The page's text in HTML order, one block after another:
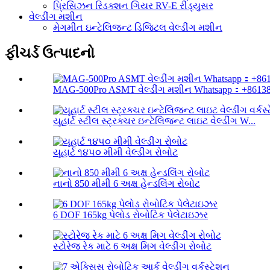
પ્રિસિઝન રિડક્શન ગિયર RV-E રીડ્યુસર
વેલ્ડીંગ મશીન
મેગમીત ઇન્ટેલિજન્ટ ડિજિટલ વેલ્ડીંગ મશીન
ફીચર્ડ ઉત્પાદનો
MAG-500Pro ASMT વેલ્ડીંગ મશીન Whatsapp：
યૂહાર્ટ સ્ટીલ સ્ટ્રક્ચર ઇન્ટેલિજન્ટ લાઇટ વેલ્ડીંગ W...
યૂહાર્ટ ૧૪૫૦ મીમી વેલ્ડીંગ રોબોટ
નાનો 850 મીમી 6 અક્ષ હેન્ડલિંગ રોબોટ
6 DOF 165kg પેલોડ રોબોટિક પેલેટાઇઝર
સ્ટોરેજ રેક માટે 6 અક્ષ મિગ વેલ્ડીંગ રોબોટ